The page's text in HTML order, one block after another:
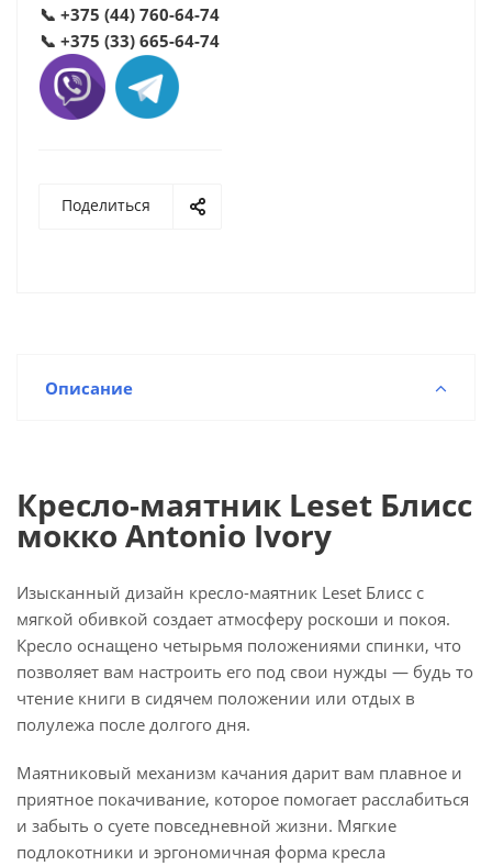
📞 +375 (44) 760-64-74
📞 +375 (33) 665-64-74
Поделиться
Описание
Кресло-маятник Leset Блисс
мокко Antonio Ivory
Изысканный дизайн кресло-маятник Leset Блисс с
мягкой обивкой создает атмосферу роскоши и покоя.
Кресло оснащено четырьмя положениями спинки, что
позволяет вам настроить его под свои нужды — будь то
чтение книги в сидячем положении или отдых в
полулежа после долгого дня.
Маятниковый механизм качания дарит вам плавное и
приятное покачивание, которое помогает расслабиться
и забыть о суете повседневной жизни. Мягкие
подлокотники и эргономичная форма кресла